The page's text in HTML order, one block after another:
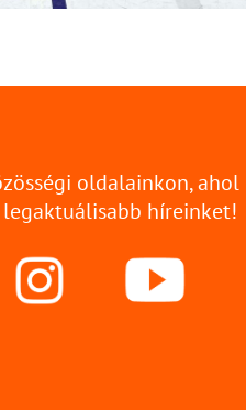
oldalainkon, ahol
híreinket!